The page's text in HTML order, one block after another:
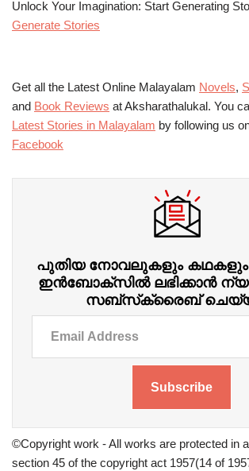
Unlock Your Imagination: Start Generating
Generate Stories
Get all the Latest Online Malayalam Novels,
and Book Reviews at Aksharathalukal. You
Latest Stories in Malayalam by following us
Facebook
പുതിയ നോവലുകളും കഥകളും
ഇന്‍ബോക്‌സില്‍ ലഭിക്കാന്‍
സബ്‌സ്‌ക്രൈബ്
Subscribe
©Copyright work - All works are protected in
section 45 of the copyright act 1957(14 of